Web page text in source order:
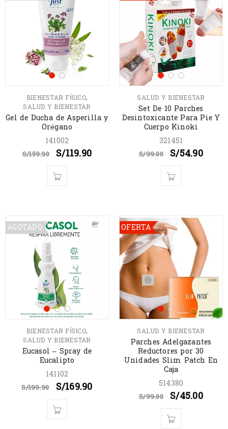
BIENESTAR FÍSICO,
SALUD Y BIENESTAR
Gel de Ducha de Asperilla y
Orégano
141002
S/159.90 S/119.90
SALUD Y BIENESTAR
Set De 10 Parches
Desintoxicante Para Pie Y
Cuerpo Kinoki
321451
S/99.00 S/54.90
AGOTADO
BIENESTAR FÍSICO,
SALUD Y BIENESTAR
Eucasol – Spray de
Eucalipto
141102
S/199.90 S/169.90
OFERTA
SALUD Y BIENESTAR
Parches Adelgazantes
Reductores por 30
Unidades Slim Patch En
Caja
514380
S/99.00 S/45.00